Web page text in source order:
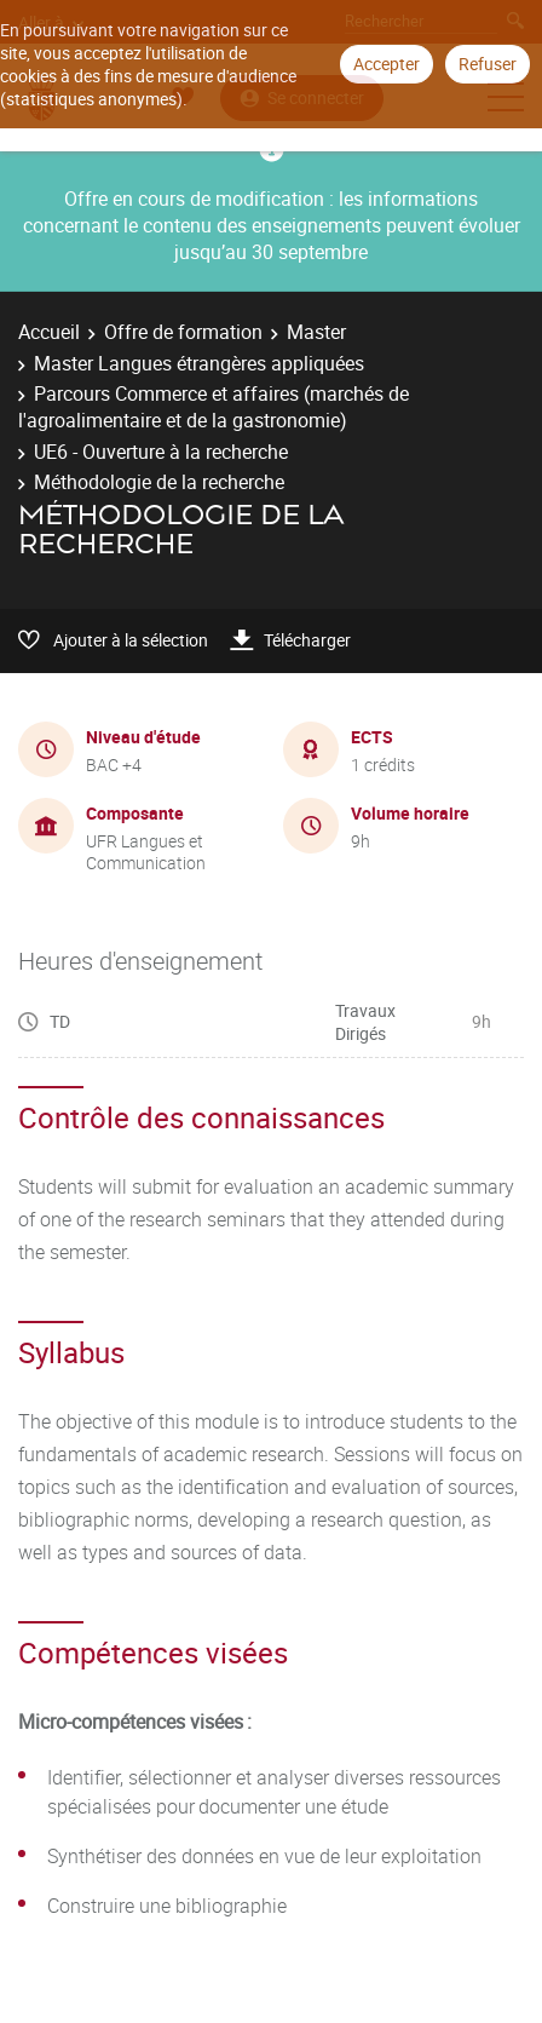
En poursuivant votre navigation sur ce
site, vous acceptez l'utilisation de
cookies à des fins de mesure d'audience
(statistiques anonymes).
Accepter Refuser
Aller à
Se connecter
Offre en cours de modification : les informations
concernant le contenu des enseignements peuvent évoluer
jusqu’au 30 septembre
Accueil Offre de formation
Master
Master Langues étrangères appliquées
Parcours Commerce et affaires (marchés de
l'agroalimentaire et de la gastronomie)
UE6 - Ouverture à la recherche
Méthodologie de la recherche
MÉTHODOLOGIE DE LA
RECHERCHE
Ajouter à la sélection Télécharger
Niveau d'étude
BAC +4
ECTS
1 crédits
Composante
UFR Langues et
Communication
Volume horaire
9h
Heures d'enseignement
TD
Travaux
Dirigés
9h
Contrôle des connaissances
Students will submit for evaluation an academic summary
of one of the research seminars that they attended during
the semester.
Syllabus
The objective of this module is to introduce students to the
fundamentals of academic research. Sessions will focus on
topics such as the identification and evaluation of sources,
bibliographic norms, developing a research question, as
well as types and sources of data.
Compétences visées
Micro-compétences visées :
Identifier, sélectionner et analyser diverses ressources
spécialisées pour documenter une étude
Synthétiser des données en vue de leur exploitation
Construire une bibliographie